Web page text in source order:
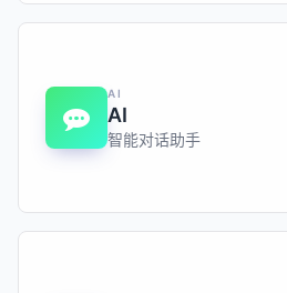
AI
AI
智能对话助手